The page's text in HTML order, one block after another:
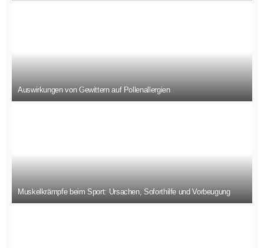
Auswirkungen von Gewittern auf Pollenallergien
Muskelkrämpfe beim Sport: Ursachen, Soforthilfe und Vorbeugung